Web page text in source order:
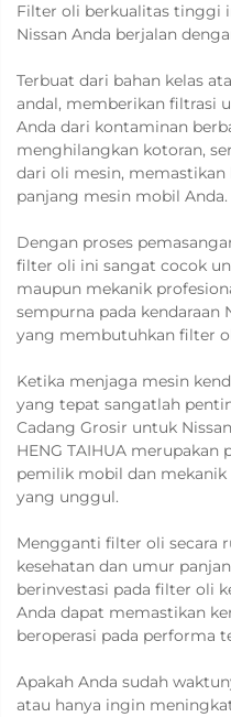
Filter oli berkualitas tinggi
Nissan Anda berjalan
Terbuat dari bahan kelas
andal, memberikan filtrasi
Anda dari kontaminan
menghilangkan kotoran,
dari oli mesin,
panjang mesin mobil Anda.
Dengan proses
filter oli ini sangat cocok
maupun mekanik
sempurna pada kendaraan
yang membutuhkan filter
Ketika menjaga mesin
yang tepat sangatlah
Cadang Grosir untuk
HENG TAIHUA
pemilik mobil dan mekanik
yang unggul.
Mengganti filter oli secara
kesehatan dan umur
berinvestasi pada filter oli
Anda dapat memastikan
beroperasi pada performa
Apakah Anda sudah
atau hanya ingin